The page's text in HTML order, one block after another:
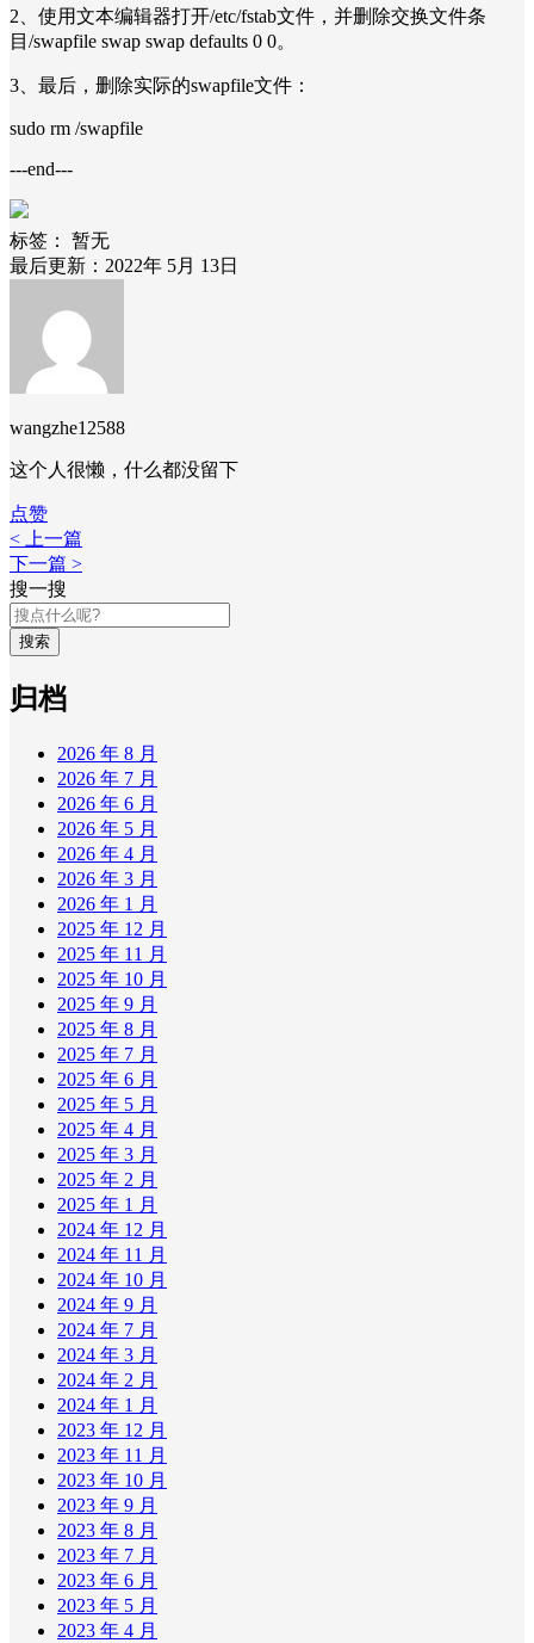
2、使用文本编辑器打开/etc/fstab文件，并删除交换文件条
目/swapfile swap swap defaults 0 0。
3、最后，删除实际的swapfile文件：
sudo rm /swapfile
---end---
标签：
暂无
最后更新：2022年 5月 13日
wangzhe12588
这个人很懒，什么都没留下
点赞
< 上一篇
下一篇 >
搜一搜
搜索
归档
2026 年 8 月
2026 年 7 月
2026 年 6 月
2026 年 5 月
2026 年 4 月
2026 年 3 月
2026 年 1 月
2025 年 12 月
2025 年 11 月
2025 年 10 月
2025 年 9 月
2025 年 8 月
2025 年 7 月
2025 年 6 月
2025 年 5 月
2025 年 4 月
2025 年 3 月
2025 年 2 月
2025 年 1 月
2024 年 12 月
2024 年 11 月
2024 年 10 月
2024 年 9 月
2024 年 7 月
2024 年 3 月
2024 年 2 月
2024 年 1 月
2023 年 12 月
2023 年 11 月
2023 年 10 月
2023 年 9 月
2023 年 8 月
2023 年 7 月
2023 年 6 月
2023 年 5 月
2023 年 4 月